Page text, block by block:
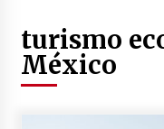
lo
TOP 3:
turismo
México